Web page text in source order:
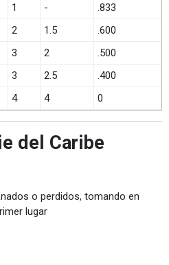
1 -
.833
2 1.5
.600
3 2
.500
3 2.5
.400
4 4 0
del Caribe
o perdidos, tomando en
lugar